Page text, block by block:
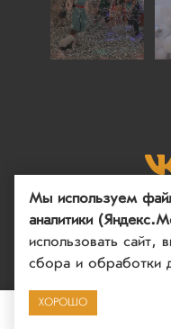
Copyright © 2020 -
Мы используем
аналитики
использовать сайт,
сбора и обработки
ХОРОШО